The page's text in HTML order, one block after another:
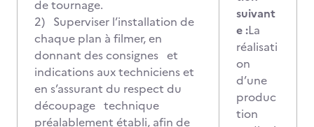
de tournage.
2) Superviser l’installation de
chaque plan à filmer, en
donnant des consignes et
indications aux techniciens et
en s’assurant du respect du
découpage technique
préalablement établi, afin de
suivant
e :La
réalisati
on
d’une
produc
tion